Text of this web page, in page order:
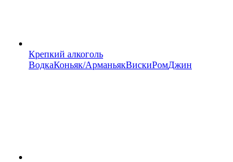
Крепкий алкоголь
ВодкаКоньяк/АрманьякВискиРомДжин